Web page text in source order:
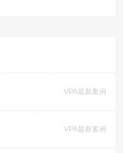
VPA最新案例
VPA最新案例